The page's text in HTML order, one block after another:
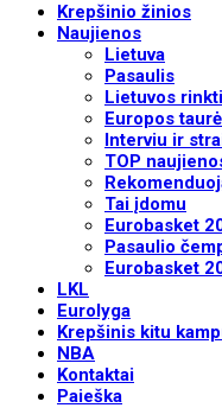
Krepšinio žinios
Naujienos
Lietuva
Pasaulis
Lietuvos
Europos
Interviu ir
TOP
Tai įdomu
Eurobasket
Pasaulio
Eurobasket
LKL
Eurolyga
Krepšinis kitu
NBA
Kontaktai
Paieška